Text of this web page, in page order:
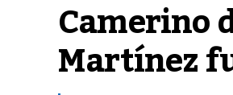
Camerino
Martínez